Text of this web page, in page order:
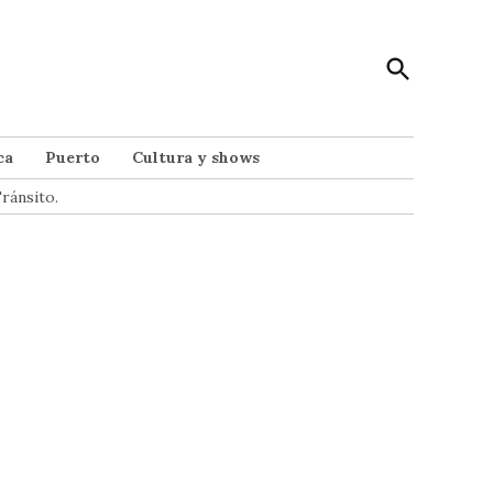
Open
Search
Puerto
Cultura y shows